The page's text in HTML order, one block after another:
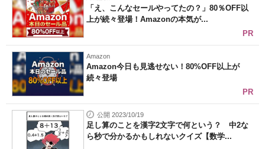
「え、こんなセールやってたの？」80％OFF以
上が続々登場！Amazonの本気が...
PR
Amazon
Amazon今日も見逃せない！80%OFF以上が
続々登場
PR
公開 2023/10/19
足し算のことを漢字2文字で何という？ 中2な
ら秒で分かるかもしれないクイズ【数学...